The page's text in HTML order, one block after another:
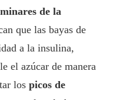
de la
que las bayas de
a la insulina,
el azúcar de manera
los picos de